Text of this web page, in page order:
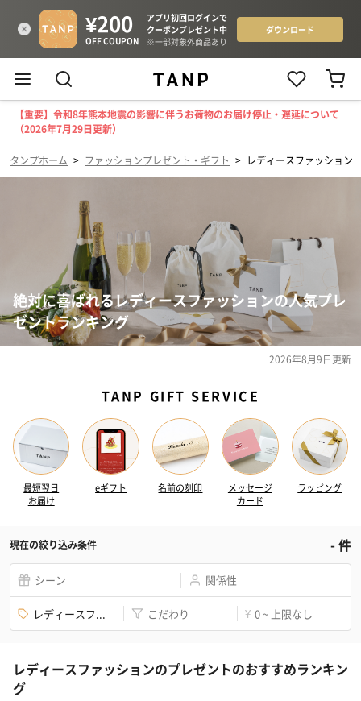
【重要】令和8年熊本地震の影響に伴うお荷物のお届け停止・遅延について
（2026年7月29日更新）
タンプホーム > ファッションプレゼント・ギフト > レディースファッション
絶対に喜ばれるレディースファッションの人気プレ
ゼントランキング
2026年8月9日更新
TANP GIFT SERVICE
最短翌日
お届け
eギフト 名前の刻印
メッセージ
カード
ラッピング
現在の絞り込み条件 -件
シーン 関係性
レディースフ... こだわり ¥ 0 ~ 上限なし
レディースファッションのプレゼントのおすすめランキン
グ